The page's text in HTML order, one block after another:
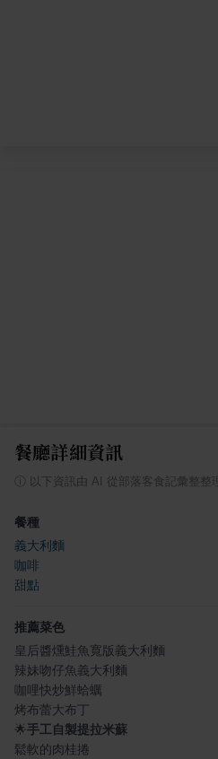
餐廳詳細資訊
以下資訊由 AI 從部落客食記彙整整理
餐種
義大利麵
咖啡
甜點
推薦菜色
皇后醬燻鮭魚寬版義大利麵
辣妹吻仔魚義大利麵
咖哩快炒鮮蛤蠣
烤布蕾大布丁
🌟手工自製提拉米蘇
鬆軟的肉桂捲